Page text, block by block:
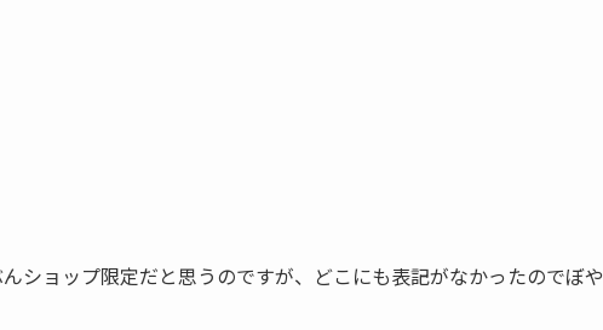
ショップ限定だと思うのですが、どこにも表記がなかったのでぼや